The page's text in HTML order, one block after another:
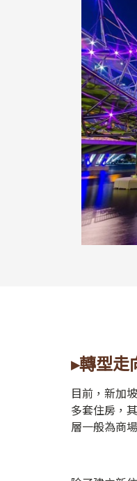
▸轉型走
目前，新加
多套住房，
層一般為商